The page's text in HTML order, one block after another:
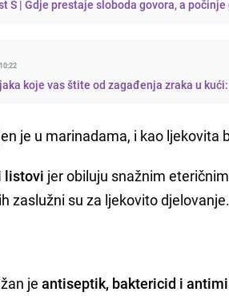
S | Gdje prestaje sloboda govora, a
koje vas štite od zagađenja zraka u
je u marinadama, i kao ljekovita
listovi jer obiluju snažnim
zaslužni su za ljekovito djelovanje.
jeantiseptik, baktericid i